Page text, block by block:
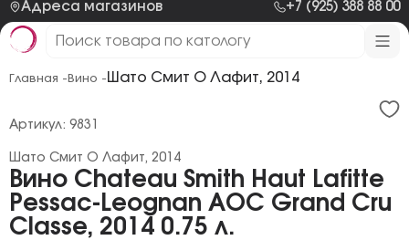
Адреса магазинов +7 (925) 388 88 00
Главная - Вино - Шато Смит О Лафит, 2014
Вино Chateau Smith Haut Lafitte
Pessac-Leognan AOC Grand Cru
Classe, 2014 0.75 л.
Шато Смит О Лафит, 2014
Артикул: 9831